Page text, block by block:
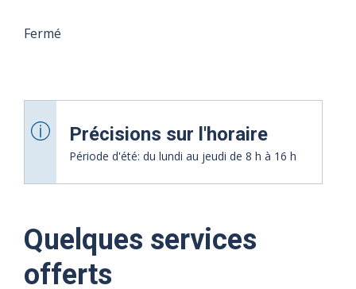
Fermé
Précisions sur l'horaire
Période d'été: du lundi au jeudi de 8 h à 16 h
10 août
2026
11 août
2026
12 août
2026
13 août
2026
14 août
2026
15
août
Quelques services
offerts